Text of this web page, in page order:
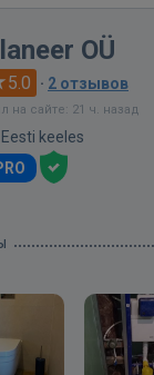
OÜ
5.0 · 2 отзывов
на сайте: 21 ч. назад
Eesti keeles